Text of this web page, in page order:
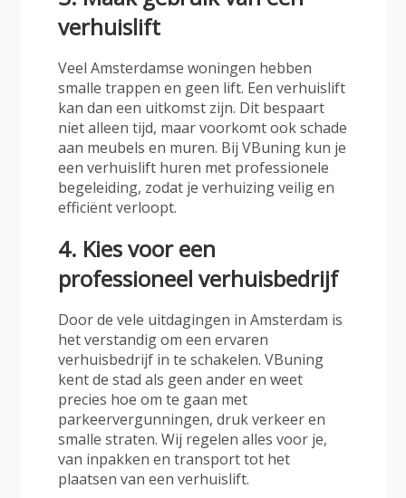
verhuislift
Veel Amsterdamse woningen hebben
smalle trappen en geen lift. Een verhuislift
kan dan een uitkomst zijn. Dit bespaart
niet alleen tijd, maar voorkomt ook schade
aan meubels en muren. Bij VBuning kun je
een verhuislift huren met professionele
begeleiding, zodat je verhuizing veilig en
efficiënt verloopt.
4. Kies voor een
professioneel verhuisbedrijf
Door de vele uitdagingen in Amsterdam is
het verstandig om een ervaren
verhuisbedrijf in te schakelen.VBuning
kent de stad als geen anderen weet
precies hoe om te gaan met
parkeervergunningen, druk verkeer en
smalle straten. Wij regelen alles voor je,
van inpakken en transport tot het
plaatsen van een verhuislift.